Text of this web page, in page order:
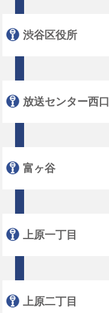
渋谷区役所
放送センター西口
富ヶ谷
上原一丁目
上原二丁目